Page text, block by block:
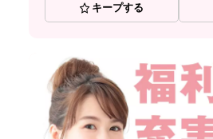
キープする